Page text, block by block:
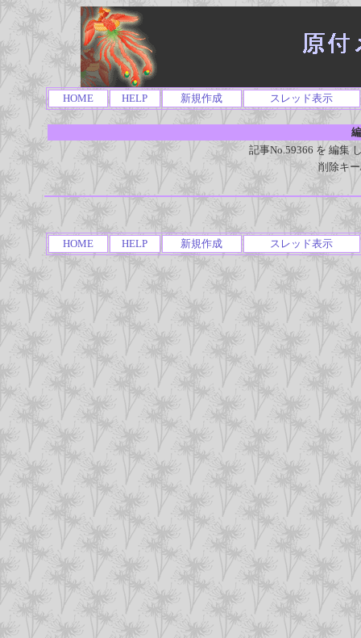
HOME HELP 新規作成 スレッド表示
記事No.59366 を 編集
削除キ
HOME HELP 新規作成 スレッド表示